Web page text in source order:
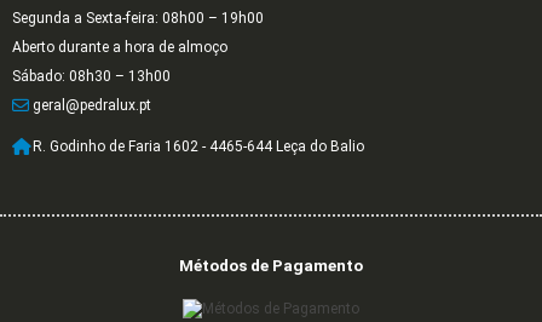
Segunda a Sexta-feira: 08h00 – 19h00
Aberto durante a hora de almoço
Sábado: 08h30 – 13h00
geral@pedralux.pt
R. Godinho de Faria 1602 - 4465-644 Leça do Balio
Métodos de Pagamento